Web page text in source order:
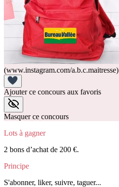
(www.instagram.com/a.b.c.maitresse)
Ajouter ce concours aux favoris
Masquer ce concours
Lots à gagner
2 bons d’achat de 200 €.
Principe
S'abonner, liker, suivre, taguer...